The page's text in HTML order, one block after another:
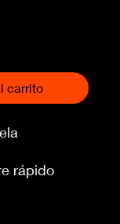
carrito
rápido